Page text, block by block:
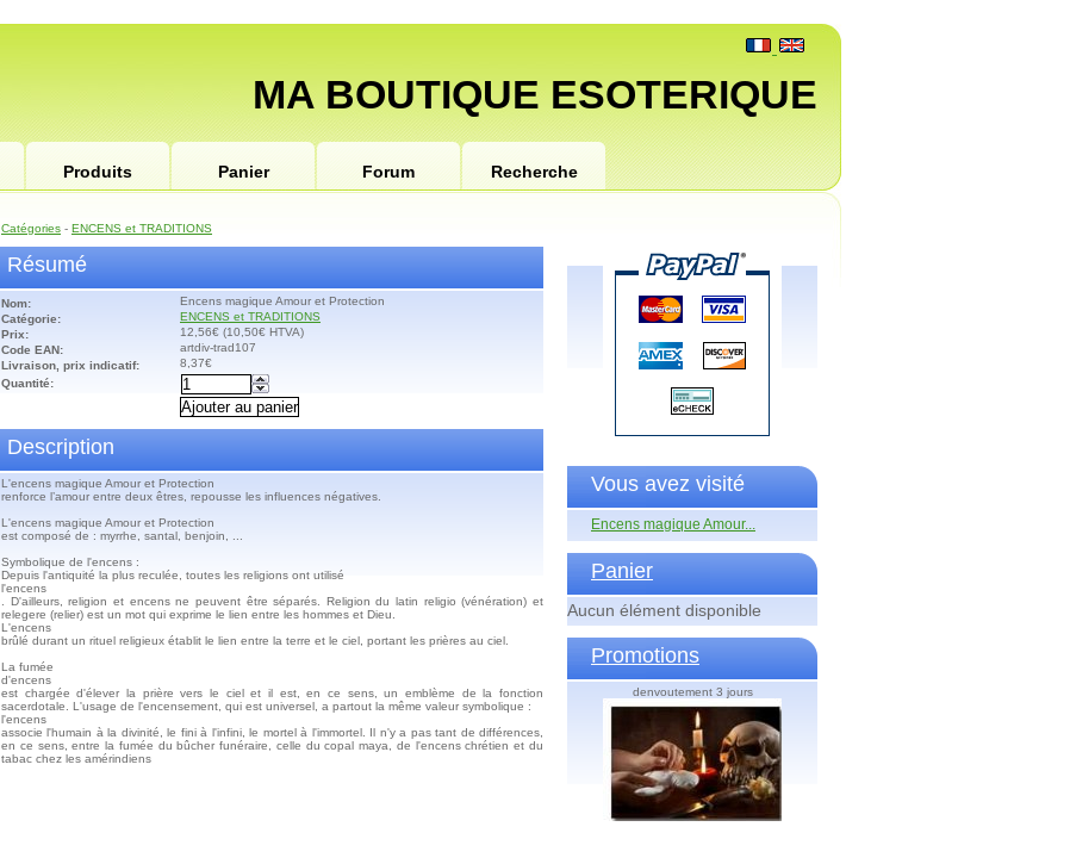
MA BOUTIQUE ESOTERIQUE
Produits Panier Forum Recherche
Vous avez visité
Encens magique Amour...
Panier
Aucun élément disponible
Promotions
denvoutement 3 jours
Catégories - ENCENS et TRADITIONS
Résumé
Nom:
Encens magique Amour et Protection
Catégorie:
ENCENS et TRADITIONS
Prix:
12,56€ (10,50€ HTVA)
Code EAN:
artdiv-trad107
Livraison, prix indicatif:
8,37€
Quantité:
Description
L'encens magique Amour et Protection
renforce l’amour entre deux êtres, repousse les influences négatives.
L'encens magique Amour et Protection
est composé de : myrrhe, santal, benjoin, ...
Symbolique de l'encens :
Depuis l'antiquité la plus reculée, toutes les religions ont utilisé
l'encens
. D'ailleurs, religion et encens ne peuvent être séparés. Religion du latin religio (vénération) et
relegere (relier) est un mot qui exprime le lien entre les hommes et Dieu.
L'encens
brûlé durant un rituel religieux établit le lien entre la terre et le ciel, portant les prières au ciel.
La fumée
d'encens
est chargée d'élever la prière vers le ciel et il est, en ce sens, un emblème de la fonction
sacerdotale. L'usage de l'encensement, qui est universel, a partout la même valeur symbolique :
l'encens
associe l'humain à la divinité, le fini à l'infini, le mortel à l'immortel. Il n'y a pas tant de différences,
en ce sens, entre la fumée du bûcher funéraire, celle du copal maya, de l'encens chrétien et du
tabac chez les amérindiens